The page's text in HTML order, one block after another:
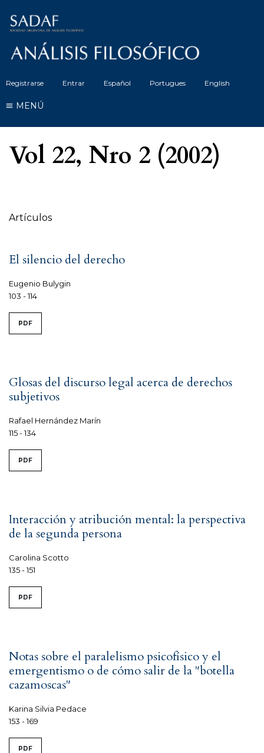
Registrarse Entrar Español Portugues English
MENÚ
Vol 22, Nro 2 (2002)
Artículos
El silencio del derecho
Eugenio Bulygin
103 - 114
PDF
Glosas del discurso legal acerca de derechos
subjetivos
Rafael Hernández Marín
115 - 134
PDF
Interacción y atribución mental: la perspectiva
de la segunda persona
Carolina Scotto
135 - 151
PDF
Notas sobre el paralelismo psicofísico y el
emergentismo o de cómo salir de la "botella
cazamoscas"
Karina Silvia Pedace
153 - 169
PDF